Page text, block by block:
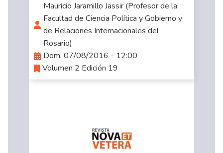
Mauricio Jaramillo Jassir (Profesor de la
Facultad de Ciencia Política y Gobierno y
de Relaciones Internacionales del
Rosario)
Dom, 07/08/2016 - 12:00
Volumen 2 Edición 19